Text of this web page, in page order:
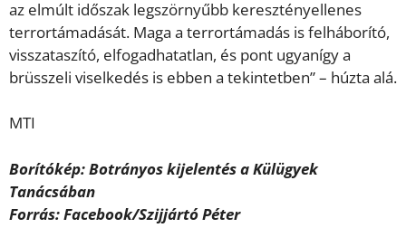
az elmúlt időszak legszörnyűbb keresztényellenes
terrortámadását. Maga a terrortámadás is felháborító,
visszataszító, elfogadhatatlan, és pont ugyanígy a
brüsszeli viselkedés is ebben a tekintetben” – húzta alá.
MTI
Borítókép: Botrányos kijelentés a Külügyek
Tanácsában
Forrás: Facebook/Szijjártó Péter